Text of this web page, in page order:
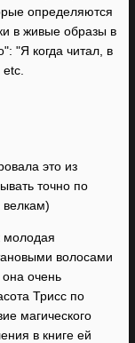
определяются
в живые образы в
"Я когда читал, в
это из
точно по
велкам)
молодая
волосами
очень
Трисс по
магического
в книге ей